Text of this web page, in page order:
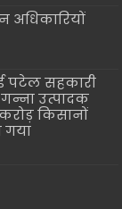
अधिकारियों
पटेल सहकारी
उत्पादक
किसानों
गया